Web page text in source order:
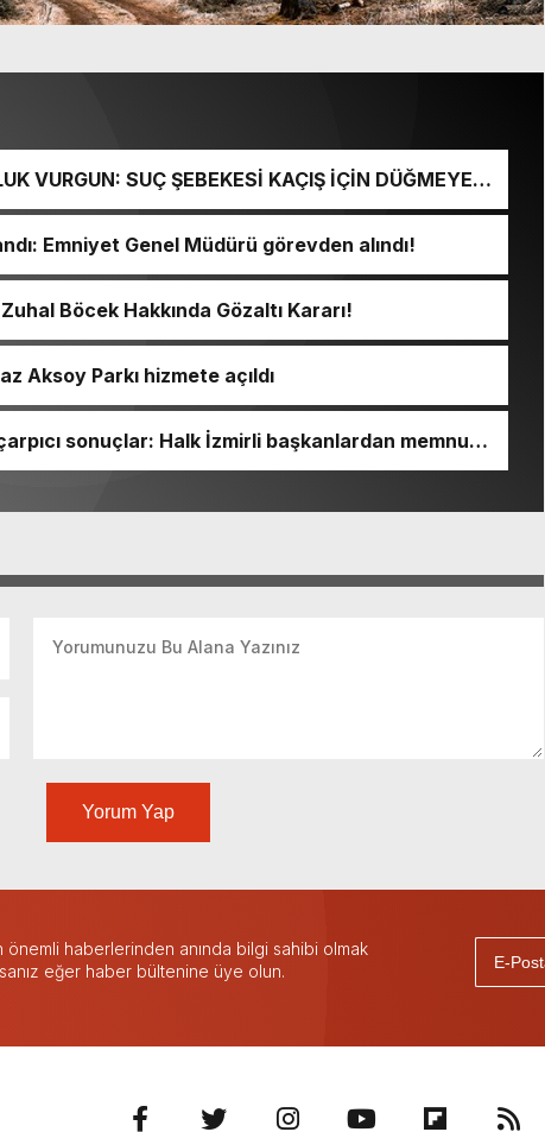
VURGUN: SUÇ ŞEBEKESİ KAÇIŞ İÇİN DÜĞMEYE
Emniyet Genel Müdürü görevden alındı!
Böcek Hakkında Gözaltı Kararı!
Aksoy Parkı hizmete açıldı
sonuçlar: Halk İzmirli başkanlardan memnun,
Yorum Yap
önemli haberlerinden anında bilgi sahibi olmak
eğer haber bültenine üye olun.